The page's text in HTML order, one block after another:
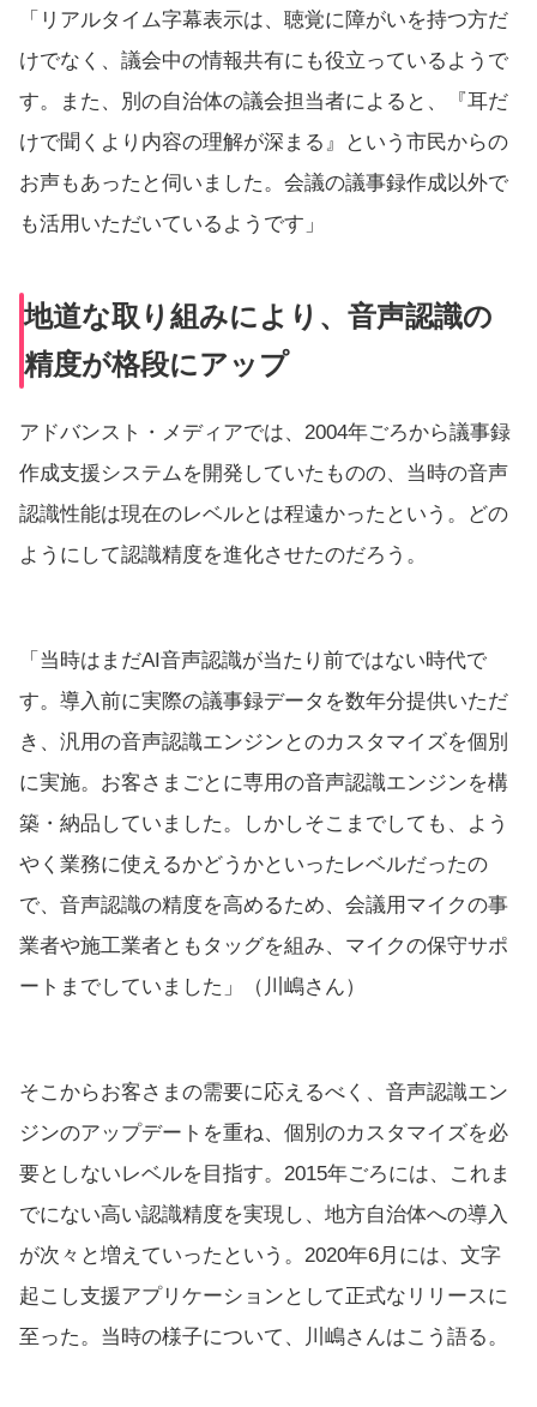
「リアルタイム字幕表示は、聴覚に障がいを持つ方だ
けでなく、議会中の情報共有にも役立っているようで
す。また、別の自治体の議会担当者によると、『耳だ
けで聞くより内容の理解が深まる』という市民からの
お声もあったと伺いました。会議の議事録作成以外で
も活用いただいているようです」
地道な取り組みにより、音声認識の
精度が格段にアップ
アドバンスト・メディアでは、2004年ごろから議事録
作成支援システムを開発していたものの、当時の音声
認識性能は現在のレベルとは程遠かったという。どの
ようにして認識精度を進化させたのだろう。
「当時はまだAI音声認識が当たり前ではない時代で
す。導入前に実際の議事録データを数年分提供いただ
き、汎用の音声認識エンジンとのカスタマイズを個別
に実施。お客さまごとに専用の音声認識エンジンを構
築・納品していました。しかしそこまでしても、よう
やく業務に使えるかどうかといったレベルだったの
で、音声認識の精度を高めるため、会議用マイクの事
業者や施工業者ともタッグを組み、マイクの保守サポ
ートまでしていました」（川嶋さん）
そこからお客さまの需要に応えるべく、音声認識エン
ジンのアップデートを重ね、個別のカスタマイズを必
要としないレベルを目指す。2015年ごろには、これま
でにない高い認識精度を実現し、地方自治体への導入
が次々と増えていったという。2020年6月には、文字
起こし支援アプリケーションとして正式なリリースに
至った。当時の様子について、川嶋さんはこう語る。